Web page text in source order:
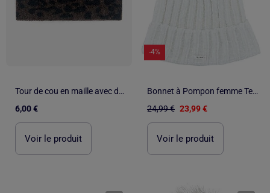
Tour de cou en maille avec doublure polaire
6,00 €
Voir le produit
-4%
Bonnet à Pompon femme Teddy Smith
24,99 € 23,99 €
Voir le produit